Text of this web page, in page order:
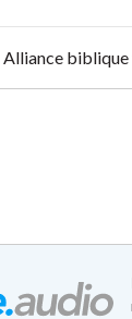
Alliance biblique